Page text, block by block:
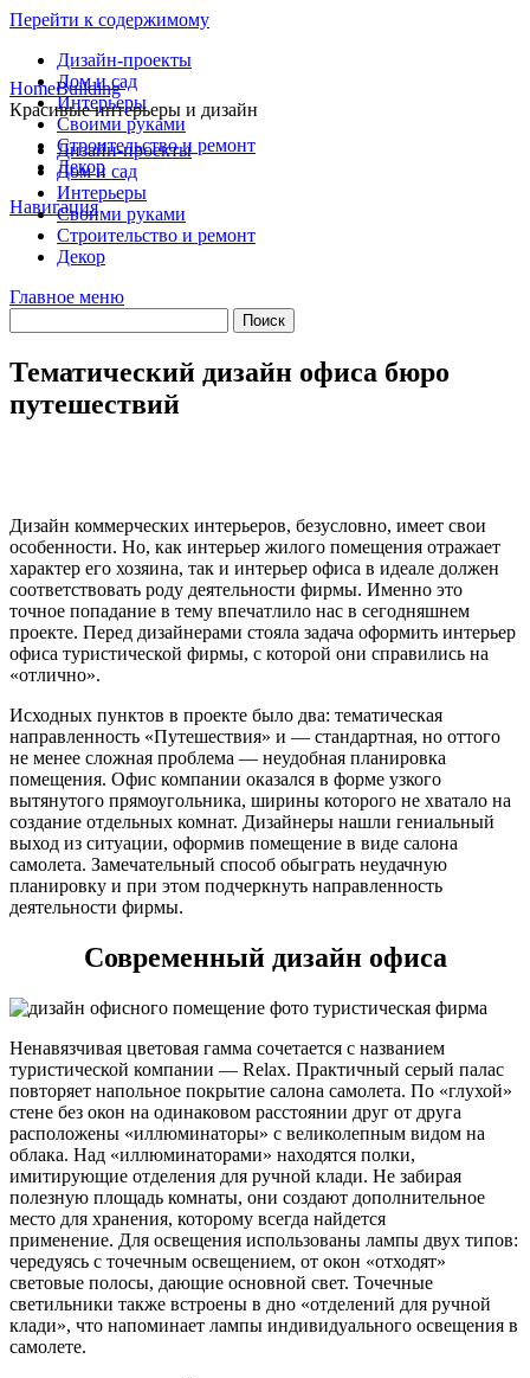
Перейти к содержимому
Дизайн-проекты
Дом и сад
Интерьеры
Своими руками
Строительство и ремонт
Декор
Навигация
HomeBuilding
Красивые интерьеры и дизайн
Дизайн-проекты
Дом и сад
Интерьеры
Своими руками
Строительство и ремонт
Декор
Главное меню
Тематический дизайн офиса бюро
путешествий
Дизайн коммерческих интерьеров, безусловно, имеет свои
особенности. Но, как интерьер жилого помещения отражает
характер его хозяина, так и интерьер офиса в идеале должен
соответствовать роду деятельности фирмы. Именно это
точное попадание в тему впечатлило нас в сегодняшнем
проекте. Перед дизайнерами стояла задача оформить интерьер
офиса туристической фирмы, с которой они справились на
«отлично».
Исходных пунктов в проекте было два: тематическая
направленность «Путешествия» и — стандартная, но оттого
не менее сложная проблема — неудобная планировка
помещения. Офис компании оказался в форме узкого
вытянутого прямоугольника, ширины которого не хватало на
создание отдельных комнат. Дизайнеры нашли гениальный
выход из ситуации, оформив помещение в виде салона
самолета. Замечательный способ обыграть неудачную
планировку и при этом подчеркнуть направленность
деятельности фирмы.
Современный дизайн офиса
Ненавязчивая цветовая гамма сочетается с названием
туристической компании — Relax. Практичный серый палас
повторяет напольное покрытие салона самолета. По «глухой»
стене без окон на одинаковом расстоянии друг от друга
расположены «иллюминаторы» с великолепным видом на
облака. Над «иллюминаторами» находятся полки,
имитирующие отделения для ручной клади. Не забирая
полезную площадь комнаты, они создают дополнительное
место для хранения, которому всегда найдется
применение. Для освещения использованы лампы двух типов:
чередуясь с точечным освещением, от окон «отходят»
световые полосы, дающие основной свет. Точечные
светильники также встроены в дно «отделений для ручной
клади», что напоминает лампы индивидуального освещения в
самолете.